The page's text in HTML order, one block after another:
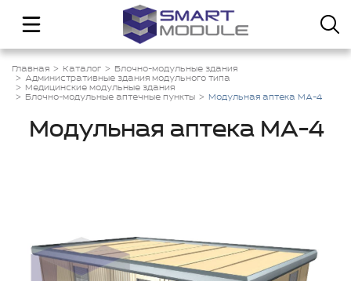
Главная Каталог
Блочно-модульные здания
Административные здания модульного типа
Медицинские модульные здания
Блочно-модульные аптечные пункты
Модульная аптека МА-4
Модульная аптека МА-4